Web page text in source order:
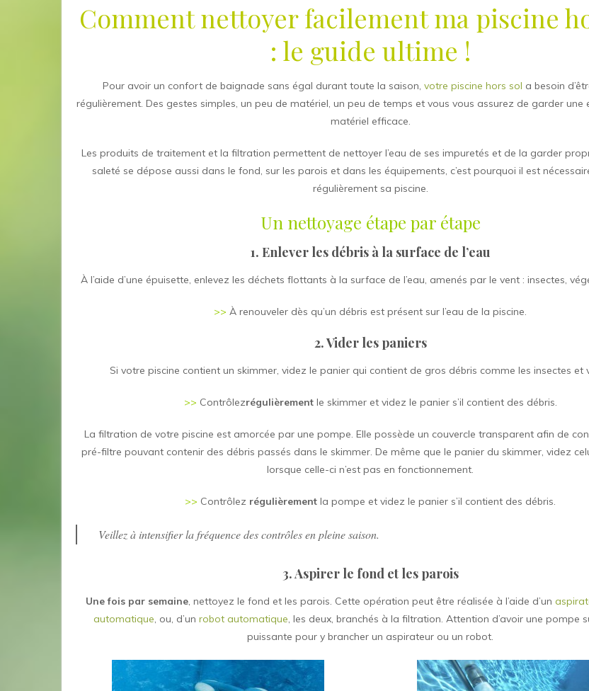
Comment nettoyer facilement ma piscine
: le guide ultime !
Pour avoir un confort de baignade sans égal durant toute la saison,votre piscine hors sol a besoin
régulièrement. Des gestes simples, un peu de matériel, un peu de temps et vous vous assurez de garder une
matériel efficace.
Les produits de traitement et la filtration permettent de nettoyer l’eau de ses impuretés et de la garder
saleté se dépose aussi dans le fond, sur les parois et dans les équipements, c’est pourquoi il est
régulièrement sa piscine.
Un nettoyage étape par étape
1. Enlever les débris à la surface de l’eau
À l’aide d’une épuisette, enlevez les déchets flottants à la surface de l’eau, amenés par le vent : insectes,
>> À renouveler dès qu’un débris est présent sur l’eau de la piscine.
2. Vider les paniers
Si votre piscine contient un skimmer, videz le panier qui contient de gros débris comme les insectes et
>> Contrôlezrégulièrementle skimmer et videz le panier s’il contient des débris.
La filtration de votre piscine est amorcée par une pompe. Elle possède un couvercle transparent afin de
pré-filtre pouvant contenir des débris passés dans le skimmer. De même que le panier du skimmer, videz
lorsque celle-ci n’est pas en fonctionnement.
>> Contrôlez régulièrement la pompe et videz le panier s’il contient des débris.
Veillez à intensifier la fréquence des contrôles en pleine saison.
3. Aspirer le fond et les parois
Une fois par semaine, nettoyez le fond et les parois. Cette opération peut être réalisée à l’aide d’un
automatique, ou, d’unrobot automatique, les deux, branchés à la filtration. Attention d’avoir une pompe
puissante pour y brancher un aspirateur ou un robot.